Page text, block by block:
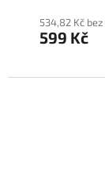
534,82 Kč bez
599 Kč